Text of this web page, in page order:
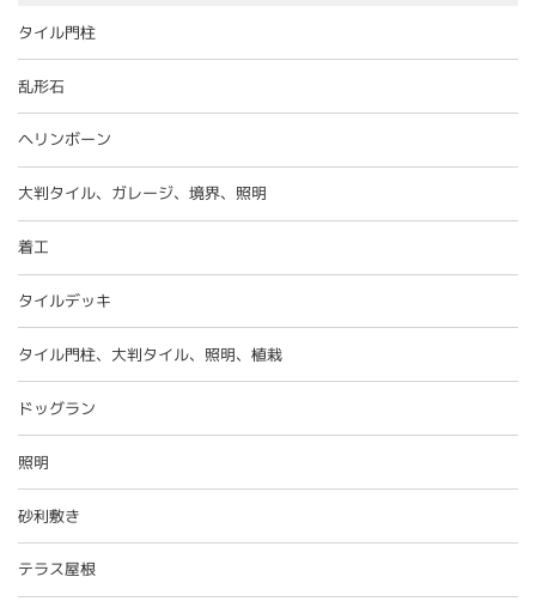
タイル門柱
乱形石
ヘリンボーン
大判タイル、ガレージ、境界、照明
着工
タイルデッキ
タイル門柱、大判タイル、照明、植栽
ドッグラン
照明
砂利敷き
テラス屋根